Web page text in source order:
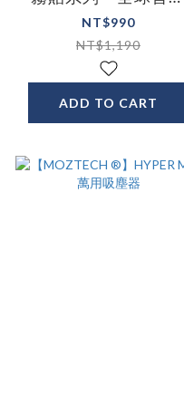
無色抗藍光 iPhone 15
全系列
NT$990
NT$1,190
ADD TO CART